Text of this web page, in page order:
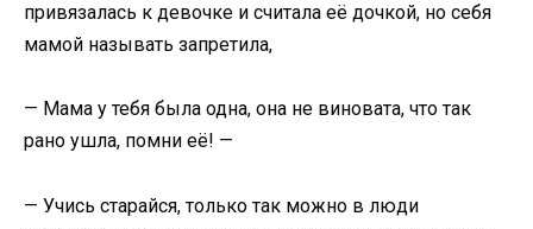
привязалась к девочке и считала её дочкой, но себя
мамой называть запретила,
— Мама у тебя была одна, она не виновата, что так
рано ушла, помни её! —
— Учись старайся, только так можно в люди